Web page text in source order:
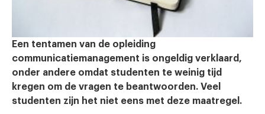
Een tentamen van de opleiding
communicatiemanagement is ongeldig verklaard,
onder andere omdat studenten te weinig tijd
kregen om de vragen te beantwoorden. Veel
studenten zijn het niet eens met deze maatregel.